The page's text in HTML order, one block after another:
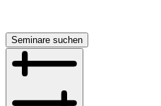
Seminare suchen